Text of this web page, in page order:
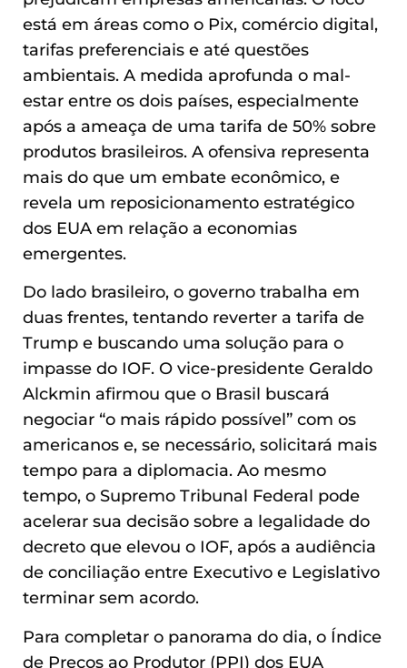
está em áreas como o Pix, comércio digital,
tarifas preferenciais e até questões
ambientais. A medida aprofunda o mal-
estar entre os dois países, especialmente
após a ameaça de uma tarifa de 50% sobre
produtos brasileiros. A ofensiva representa
mais do que um embate econômico, e
revela um reposicionamento estratégico
dos EUA em relação a economias
emergentes.
Do lado brasileiro, o governo trabalha em
duas frentes, tentando reverter a tarifa de
Trump e buscando uma solução para o
impasse do IOF. O vice-presidente Geraldo
Alckmin afirmou que o Brasil buscará
negociar “o mais rápido possível” com os
americanos e, se necessário, solicitará mais
tempo para a diplomacia. Ao mesmo
tempo, o Supremo Tribunal Federal pode
acelerar sua decisão sobre a legalidade do
decreto que elevou o IOF, após a audiência
de conciliação entre Executivo e Legislativo
terminar sem acordo.
Para completar o panorama do dia, o Índice
de Preços ao Produtor (PPI) dos EUA